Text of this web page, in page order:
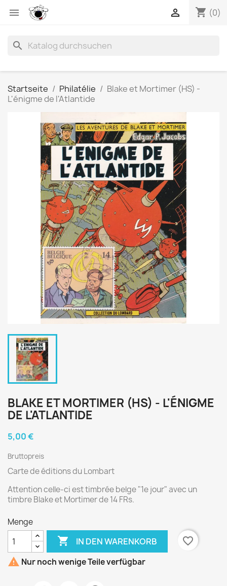
 shopping_cart (0)

search
Startseite Philatélie
Blake et Mortimer (HS) -
L'énigme de l'Atlantide
BLAKE ET MORTIMER (HS) - L'ÉNIGME
DE L'ATLANTIDE
5,00 €
Bruttopreis
Carte de éditions du Lombart
Attention celle-ci est timbrée belge "1e jour" avec un
timbre Blake et Mortimer de 14 FRs.
Menge
 IN DEN WARENKORB
favorite_border
 Nur noch wenige Teile verfügbar